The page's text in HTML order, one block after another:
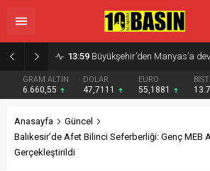
GRAM ALTIN
6.660,55
DOLAR
47,7111
EURO
55,1881
Anasayfa
Güncel
Balıkesir’de Afet Bilinci Seferberliği: Genç MEB
Gerçekleştirildi